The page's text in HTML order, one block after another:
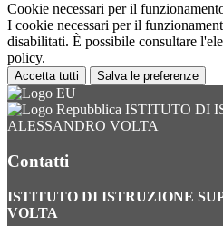
Cookie necessari per il
I cookie necessari per il
disabilitati. È possibile consultare
policy.
Accetta tutti Salva le preferenze
ISTITUTO DI
ALESSANDRO VOLTA
Contatti
ISTITUTO DI ISTRUZIONE
VOLTA